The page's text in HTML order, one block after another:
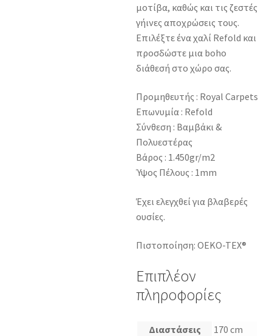
μοτίβα, καθώς και τις ζεστές
γήινες αποχρώσεις τους.
Επιλέξτε ένα χαλί Refold και
προσδώστε μια boho
διάθεσή στο χώρο σας.
Προμηθευτής : Royal Carpets
Επωνυμία : Refold
Σύνθεση : Βαμβάκι &
Πολυεστέρας
Βάρος : 1.450gr/m2
Ύψος Πέλους : 1mm
Έχει ελεγχθεί για βλαβερές
ουσίες.
Πιστοποίηση: OEKO-TEX®
Επιπλέον
πληροφορίες
Διαστάσεις 170 cm